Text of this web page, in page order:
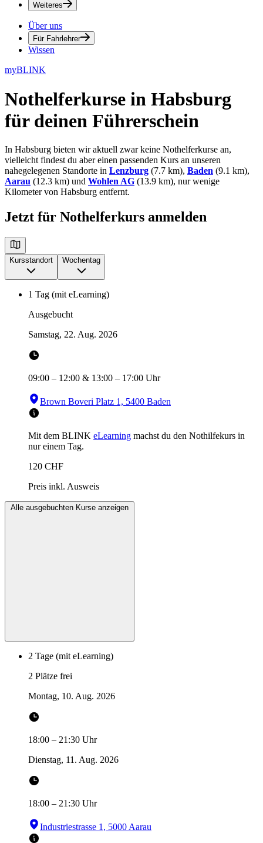
Weiteres
Über uns
Für Fahrlehrer
Wissen
myBLINK
Nothelferkurse in Habsburg
für deinen Führerschein
In Habsburg bieten wir aktuell zwar keine Nothelferkurse an,
vielleicht findest du aber einen passenden Kurs an unseren
nahegelegenen Standorte in Lenzburg (7.7 km), Baden (9.1 km),
Aarau (12.3 km) und Wohlen AG (13.9 km), nur wenige
Kilometer von Habsburg entfernt.
Jetzt für Nothelferkurs anmelden
Kursstandort Wochentag
1 Tag (mit eLearning)
Ausgebucht
Samstag, 22. Aug. 2026
09:00 – 12:00 & 13:00 – 17:00 Uhr
Brown Boveri Platz 1, 5400 Baden
Mit dem BLINK eLearning machst du den Nothilfekurs in
nur einem Tag.
120 CHF
Preis inkl. Ausweis
Alle ausgebuchten Kurse anzeigen
2 Tage (mit eLearning)
2 Plätze frei
Montag, 10. Aug. 2026
18:00 – 21:30 Uhr
Dienstag, 11. Aug. 2026
18:00 – 21:30 Uhr
Industriestrasse 1, 5000 Aarau